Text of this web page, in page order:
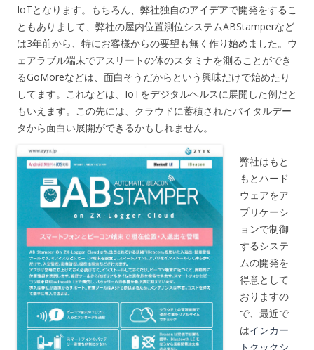
IoTとなります。もちろん、弊社独自のアイデアで開発をするこ
ともありまして、弊社の屋内位置測位システムABStamperなど
は3年前から、特にお客様からの要望も無く作り始めました。ウ
ェアラブル端末でアスリートの体のスタミナを測ることができ
るGoMoreなどは、面白そうだからという興味だけで始めたり
してます。これなどは、IoTをデジタルヘルスに展開した例だと
もいえます。この先には、クラウドに蓄積されたバイタルデー
タから面白い展開ができるかもしれません。
弊社はもと
もとハード
ウェアをア
プリケーシ
ョンで制御
するシステ
ムの開発を
得意として
おりますの
で、最近で
はインカー
トクックシ